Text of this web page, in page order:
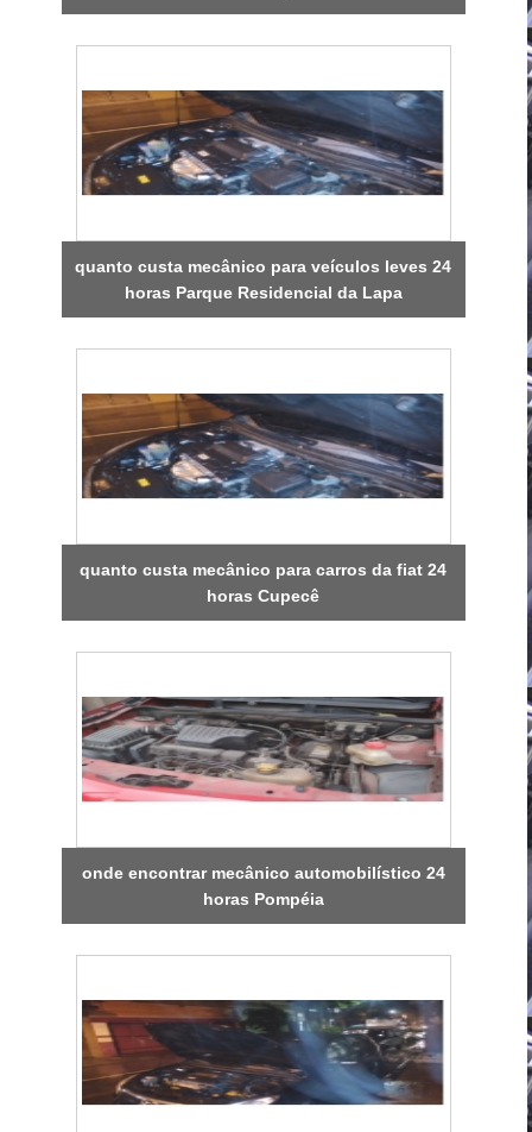
quanto custa mecânico para veículos leves 24
horas Parque Residencial da Lapa
quanto custa mecânico para carros da fiat 24
horas Cupecê
onde encontrar mecânico automobilístico 24
horas Pompéia